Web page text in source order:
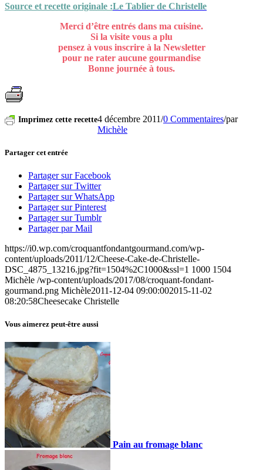
Source et recette originale :Le Tablier de Christelle
Merci d’être entrés dans ma cuisine.
Si la visite vous a plu
pensez à vous inscrire à la Newsletter
pour ne rater aucune gourmandise
Bonne journée à tous.
Imprimez cette recette4 décembre 2011/0 Commentaires/par
Michèle
Partager cet entrée
Partager sur Facebook
Partager sur Twitter
Partager sur WhatsApp
Partager sur Pinterest
Partager sur Tumblr
Partager par Mail
https://i0.wp.com/croquantfondantgourmand.com/wp-
content/uploads/2011/12/Cheese-Cake-de-Christelle-
DSC_4875_13216.jpg?fit=1504%2C1000&ssl=1 1000 1504
Michèle /wp-content/uploads/2017/08/croquant-fondant-
gourmand.png Michèle2011-12-04 09:00:002015-11-02
08:20:58Cheesecake Christelle
Vous aimerez peut-être aussi
Pain au fromage blanc